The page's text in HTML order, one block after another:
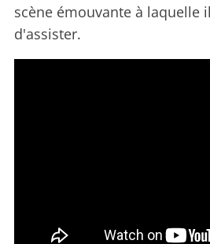
scène émouvante à laquelle
d'assister.